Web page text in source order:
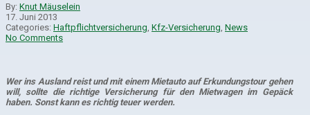
By: Knut Mäuselein
17. Juni 2013
Categories: Haftpflichtversicherung Kfz-Versicherung News
No Comments
Wer ins Ausland reist und mit einem Mietauto auf Erkundungstour gehen
will, sollte die richtige Versicherung für den Mietwagen im Gepäck
haben. Sonst kann es richtig teuer werden.